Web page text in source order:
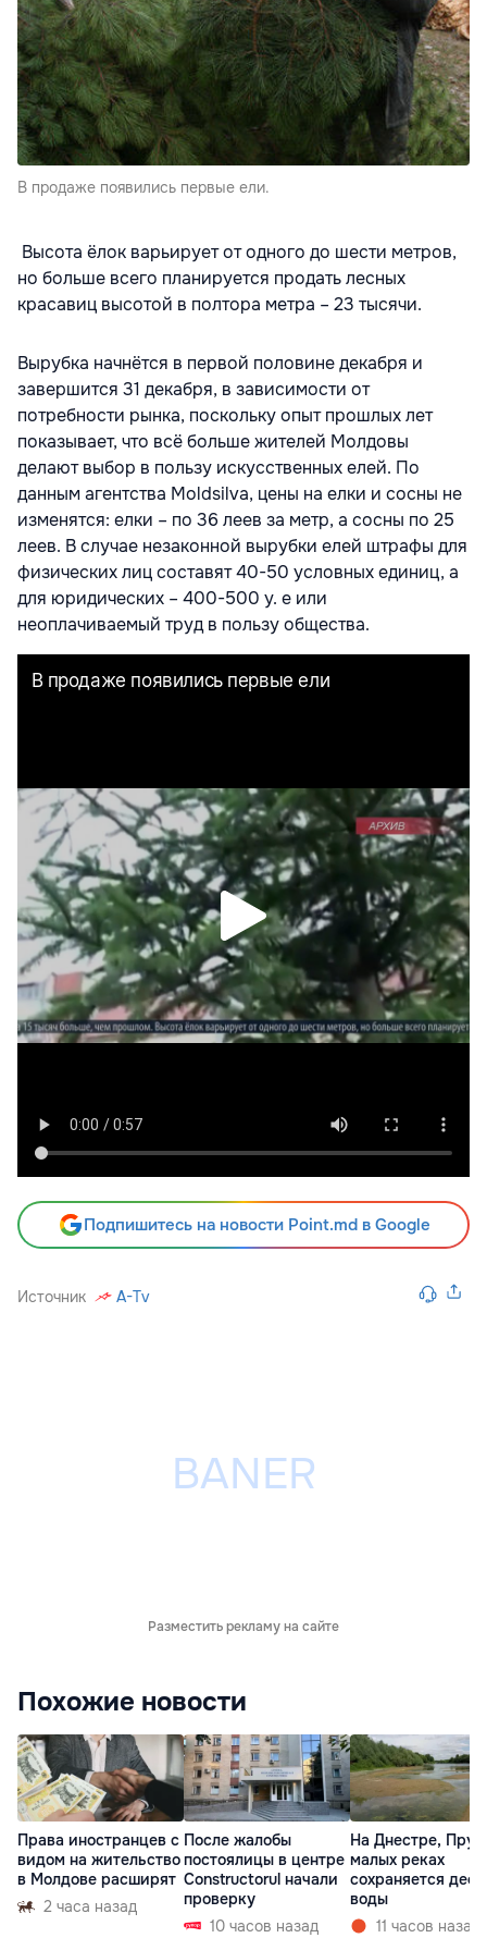
В продаже появились первые ели.
Высота ёлок варьирует от одного до шести метров,
но больше всего планируется продать лесных
красавиц высотой в полтора метра – 23 тысячи.
Вырубка начнётся в первой половине декабря и
завершится 31 декабря, в зависимости от
потребности рынка, поскольку опыт прошлых лет
показывает, что всё больше жителей Молдовы
делают выбор в пользу искусственных елей. По
данным агентства Moldsilva, цены на елки и сосны не
изменятся: елки – по 36 леев за метр, а сосны по 25
леев. В случае незаконной вырубки елей штрафы для
физических лиц составят 40-50 условных единиц, а
для юридических – 400-500 у. е или
неоплачиваемый труд в пользу общества.
Подпишитесь на новости Point.md в Google
Источник A-Tv
Разместить рекламу на сайте
Похожие новости
Права иностранцев с
видом на жительство
в Молдове расширят
2 часа назад
После жалобы
постоялицы в центре
Constructorul начали
проверку
10 часов назад
На Днестре,
малых реках
сохраняется
воды
11 часов назад